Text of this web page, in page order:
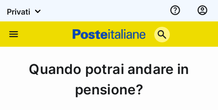
Privati
Assistenza
Italiane
Quando potrai andare in
pensione?